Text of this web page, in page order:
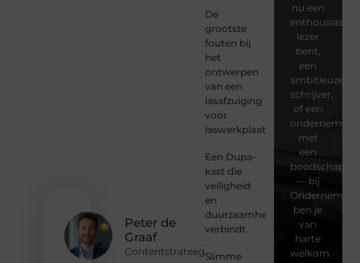
Peter de
Graaf
Contentstrateeg
De
grootste
fouten bij
het
ontwerpen
van een
lasafzuiging
voor
laswerkplaatsen
Een Dupa-
kast die
veiligheid
en
duurzaamheid
verbindt
Slimme
nu een
enthousiaste
lezer
bent,
een
ambitieuze
schrijver,
of een
ondernemer
met
een
boodschap
— bij
ben je
van
harte
welkom.